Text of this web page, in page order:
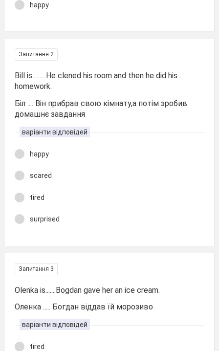
happy
Запитання 2
Bill is........ He clened his room and then he did his
homework.
Біл .... Він прибрав свою кімнату,а потім зробив
домашнє завдання
варіанти відповідей
happy
scared
tired
surprised
Запитання 3
Olenka is.......Bogdan gave her an ice cream.
Оленка ..... Богдан віддав їй морозиво
варіанти відповідей
tired